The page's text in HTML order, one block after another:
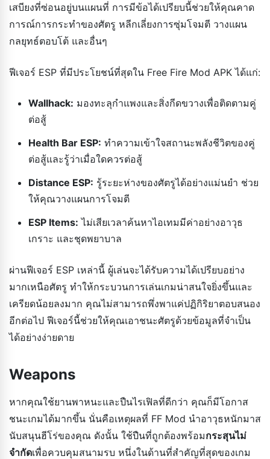
เสบียงที่ซ่อนอยู่บนแผนที่ การมีข้อได้เปรียบนี้ช่วยให้คุณคาด
การณ์การกระทำของศัตรู หลีกเลี่ยงการซุ่มโจมตี วางแผน
กลยุทธ์ตอบโต้ และอื่นๆ
ฟีเจอร์ ESP ที่มีประโยชน์ที่สุดใน Free Fire Mod APK ได้แก่:
Wallhack: มองทะลุกำแพงและสิ่งกีดขวางเพื่อติดตามคู่
ต่อสู้
Health Bar ESP: ทำความเข้าใจสถานะพลังชีวิตของคู่
ต่อสู้และรู้ว่าเมื่อใดควรต่อสู้
Distance ESP: รู้ระยะห่างของศัตรูได้อย่างแม่นยำ ช่วย
ให้คุณวางแผนการโจมตี
ESP Items: ไม่เสียเวลาค้นหาไอเทมมีค่าอย่างอาวุธ
เกราะ และชุดพยาบาล
ผ่านฟีเจอร์ ESP เหล่านี้ ผู้เล่นจะได้รับความได้เปรียบอย่าง
มากเหนือศัตรู ทำให้กระบวนการเล่นเกมน่าสนใจยิ่งขึ้นและ
เครียดน้อยลงมาก คุณไม่สามารถพึ่งพาแค่ปฏิกิริยาตอบสนอง
อีกต่อไป ฟีเจอร์นี้ช่วยให้คุณเอาชนะศัตรูด้วยข้อมูลที่จำเป็น
ได้อย่างง่ายดาย
Weapons
หากคุณใช้ยานพาหนะและปืนไรเฟิลที่ดีกว่า คุณก็มีโอกาส
ชนะเกมได้มากขึ้น นั่นคือเหตุผลที่ FF Mod นำอาวุธหนักมาส
นับสนุนฮีโร่ของคุณ ดังนั้น ใช้ปืนที่ถูกต้องพร้อมกระสุนไม่
จำกัดเพื่อควบคุมสนามรบ หนึ่งในด้านที่สำคัญที่สุดของเกม